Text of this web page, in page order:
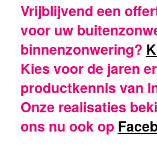
Vrijblijvend een
voor uw
binnenzonwering?
Kies voor de jaren
productkennis van
Onze realisaties
ons nu ook op